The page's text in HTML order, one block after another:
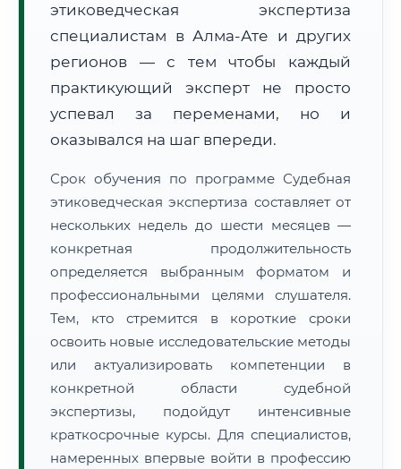
🔍Нажмите на документ для увеличения и просмотра
этиковедческая экспертиза
специалистам в Алма-Ате и других
регионов — с тем чтобы каждый
практикующий эксперт не просто
успевал за переменами, но и
оказывался на шаг впереди.
Срок обучения по программе Судебная
этиковедческая экспертиза составляет от
нескольких недель до шести месяцев —
конкретная продолжительность
определяется выбранным форматом и
профессиональными целями слушателя.
Тем, кто стремится в короткие сроки
освоить новые исследовательские методы
или актуализировать компетенции в
конкретной области судебной
экспертизы, подойдут интенсивные
краткосрочные курсы. Для специалистов,
намеренных впервые войти в профессию